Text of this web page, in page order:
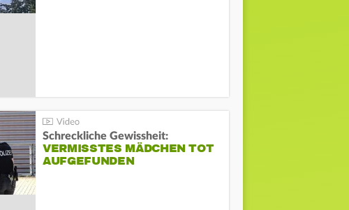
Schreckliche Gewissheit:
VERMISSTES MÄDCHEN TOT
AUFGEFUNDEN